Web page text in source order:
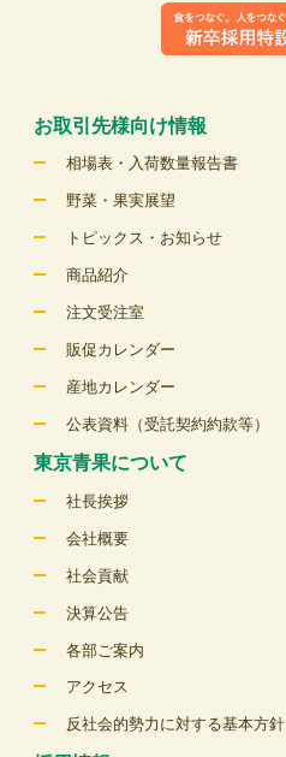
お取引先様向け情報
相場表・入荷数量報告書
野菜・果実展望
トピックス・お知らせ
商品紹介
注文受注室
販促カレンダー
産地カレンダー
公表資料（受託契約約款等）
東京青果について
社長挨拶
会社概要
社会貢献
決算公告
各部ご案内
アクセス
反社会的勢力に対する基本方針